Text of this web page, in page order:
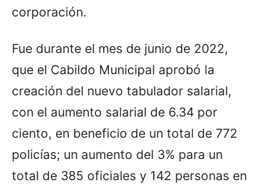
corporación.
Fue durante el mes de junio de 2022,
que el Cabildo Municipal aprobó la
creación del nuevo tabulador salarial,
con el aumento salarial de 6.34 por
ciento, en beneficio de un total de 772
policías; un aumento del 3% para un
total de 385 oficiales y 142 personas en